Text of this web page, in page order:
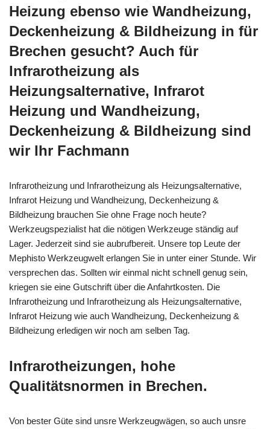
Heizung ebenso wie Wandheizung,
Deckenheizung & Bildheizung in für
Brechen gesucht? Auch für
Infrarotheizung als
Heizungsalternative, Infrarot
Heizung und Wandheizung,
Deckenheizung & Bildheizung sind
wir Ihr Fachmann
Infrarotheizung und Infrarotheizung als Heizungsalternative,
Infrarot Heizung und Wandheizung, Deckenheizung &
Bildheizung brauchen Sie ohne Frage noch heute?
Werkzeugspezialist hat die nötigen Werkzeuge ständig auf
Lager. Jederzeit sind sie aubrufbereit. Unsere top Leute der
Mephisto Werkzeugwelt erlangen Sie in unter einer Stunde. Wir
versprechen das. Sollten wir einmal nicht schnell genug sein,
kriegen sie eine Gutschrift über die Anfahrtkosten. Die
Infrarotheizung und Infrarotheizung als Heizungsalternative,
Infrarot Heizung wie auch Wandheizung, Deckenheizung &
Bildheizung erledigen wir noch am selben Tag.
Infrarotheizungen, hohe
Qualitätsnormen in Brechen.
Von bester Güte sind unsre Werkzeugwägen, so auch unsre